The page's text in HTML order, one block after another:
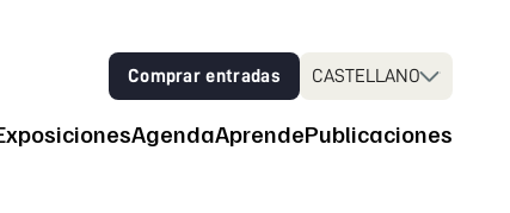
Comprar entradas CASTELLANO
AgendaAprendePublicaciones